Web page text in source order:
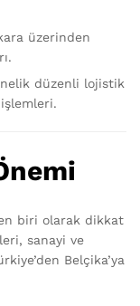
üzerinden
düzenli lojistik
biri olarak dikkat
sanayi ve
Belçika’ya